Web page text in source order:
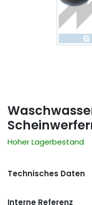
Hoher Lagerbestand
Technisches Daten
Interne Referenz